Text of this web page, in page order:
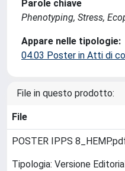
Parole chiave
Phenotyping, Stress,
Appare nelle tipologie:
04.03 Poster in Atti di
File in questo prodotto:
File
POSTER IPPS
Tipologia: Versione